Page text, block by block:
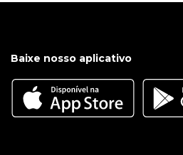
Baixe nosso aplicativo